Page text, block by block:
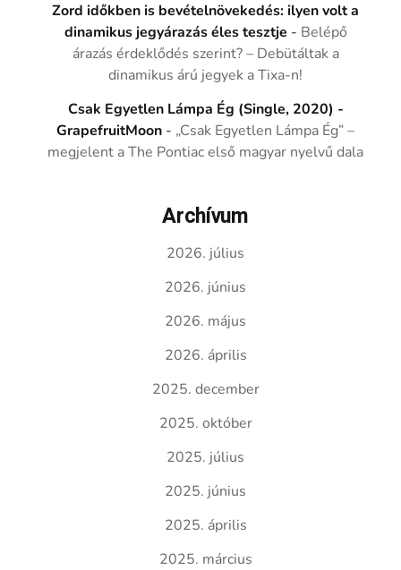
Zord időkben is bevételnövekedés: ilyen volt a
dinamikus jegyárazás éles tesztje - Belépő
árazás érdeklődés szerint? – Debütáltak a
dinamikus árú jegyek a Tixa-n!
Csak Egyetlen Lámpa Ég (Single, 2020) -
GrapefruitMoon - „Csak Egyetlen Lámpa Ég” –
megjelent a The Pontiac első magyar nyelvű dala
Archívum
2026. július
2026. június
2026. május
2026. április
2025. december
2025. október
2025. július
2025. június
2025. április
2025. március